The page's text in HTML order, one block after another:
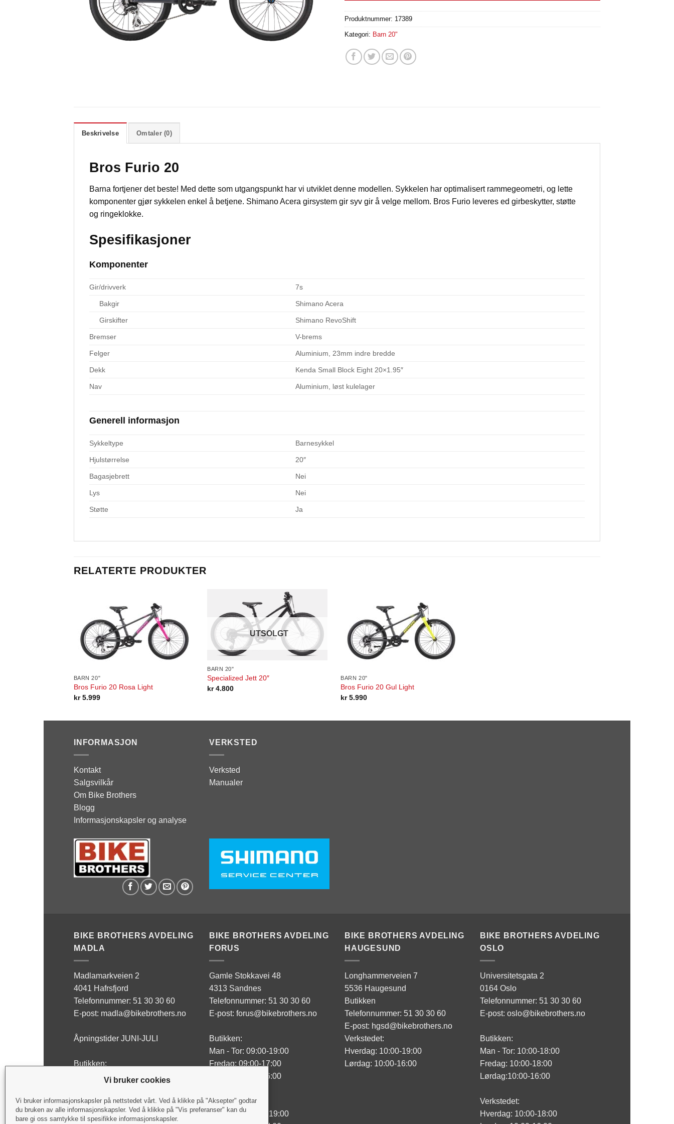
Vi bruker cookies
Vi bruker informasjonskapsler på nettstedet vårt. Ved å klikke på "Aksepter" godtar
du bruken av alle informasjonskapsler. Ved å klikke på "Vis preferanser" kan du
bare gi oss samtykke til spesifikke informasjonskapsler.
Produktnummer: 17389
Kategori: Barn 20"
Beskrivelse Omtaler (0)
Bros Furio 20
Barna fortjener det beste! Med dette som utgangspunkt har vi utviklet denne modellen. Sykkelen har optimalisert rammegeometri, og lette
komponenter gjør sykkelen enkel å betjene. Shimano Acera girsystem gir syv gir å velge mellom. Bros Furio leveres ed girbeskytter, støtte
og ringeklokke.
Spesifikasjoner
Komponenter
Gir/drivverk 7s
Bakgir Shimano Acera
Girskifter Shimano RevoShift
Bremser V-brems
Felger Aluminium, 23mm indre bredde
Dekk Kenda Small Block Eight 20×1.95″
Nav Aluminium, løst kulelager
Generell informasjon
Sykkeltype Barnesykkel
Hjulstørrelse 20″
Bagasjebrett Nei
Lys Nei
Støtte Ja
RELATERTE PRODUKTER
BARN 20"
Bros Furio 20 Rosa Light
kr5.999
UTSOLGT
BARN 20"
Specialized Jett 20″
kr4.800
BARN 20"
Bros Furio 20 Gul Light
kr5.990
INFORMASJON
Kontakt
Salgsvilkår
Om Bike Brothers
Blogg
Informasjonskapsler og analyse
VERKSTED
Verksted
Manualer
BIKE BROTHERS AVDELING
MADLA
Madlamarkveien 2
4041 Hafrsfjord
Telefonnummer: 51 30 30 60
E-post: madla@bikebrothers.no
Åpningstider JUNI-JULI
Butikken:
Man - Fre: 10:00-17:00
Verksted:
BIKE BROTHERS AVDELING
FORUS
Gamle Stokkavei 48
4313 Sandnes
Telefonnummer: 51 30 30 60
E-post: forus@bikebrothers.no
Butikken:
Man - Tor: 09:00-19:00
Fredag: 09:00-17:00
Lørdag: 10:00-16:00
Verksted:
Man - Tor: 09:00-19:00
BIKE BROTHERS AVDELING
HAUGESUND
Longhammerveien 7
5536 Haugesund
Butikken
Telefonnummer: 51 30 30 60
E-post: hgsd@bikebrothers.no
Verkstedet:
Hverdag: 10:00-19:00
Lørdag: 10:00-16:00
BIKE BROTHERS AVDELING
OSLO
Universitetsgata 2
0164 Oslo
Telefonnummer: 51 30 30 60
E-post: oslo@bikebrothers.no
Butikken:
Man - Tor: 10:00-18:00
Fredag: 10:00-18:00
Lørdag:10:00-16:00
Verkstedet:
Hverdag: 10:00-18:00